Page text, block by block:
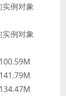
例对象
例对象